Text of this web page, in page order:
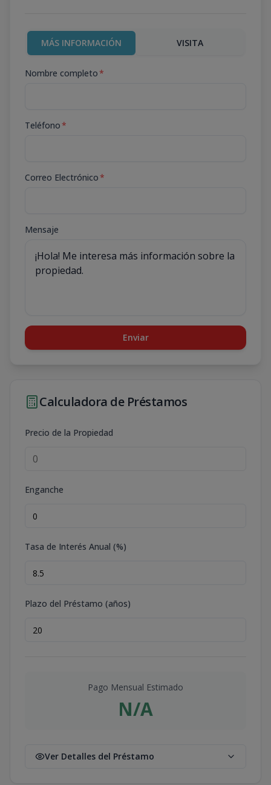
MÁS INFORMACIÓN VISITA
Nombre completo*
Teléfono*
Correo Electrónico*
Mensaje
Enviar
Calculadora de Préstamos
Precio de la Propiedad
Enganche
Tasa de Interés Anual (%)
Plazo del Préstamo (años)
Pago Mensual Estimado
N/A
Ver Detalles del Préstamo